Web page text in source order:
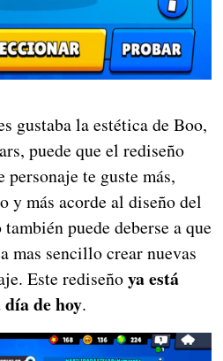
gustaba la estética de Boo,
puede que el rediseño
personaje te guste más,
y más acorde al diseño del
puede deberse a que
mas sencillo crear nuevas
Este rediseñoya está
de hoy.